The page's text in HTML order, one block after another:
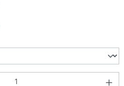
den gewünschten